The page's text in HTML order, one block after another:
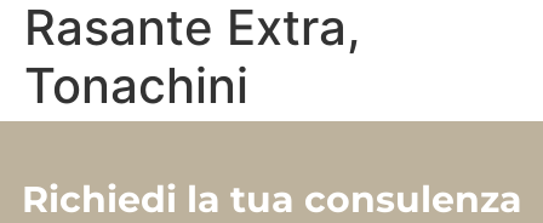
Rasante Extra,
Tonachini
Richiedi la tua consulenza